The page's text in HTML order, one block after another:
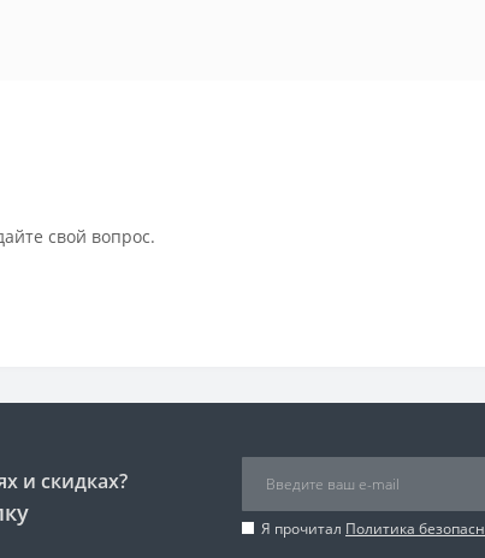
свой вопрос.
и скидках?
Я прочитал Политика